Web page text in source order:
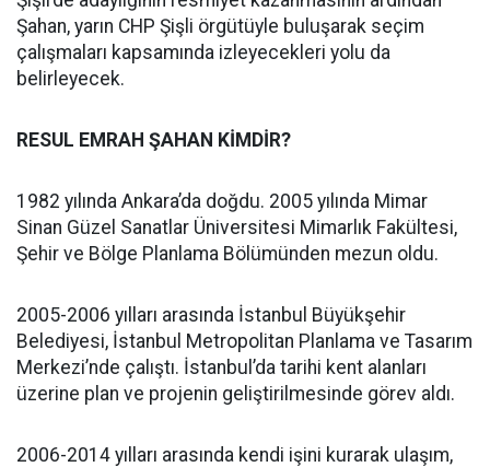
Şahan, yarın CHP Şişli örgütüyle buluşarak seçim
çalışmaları kapsamında izleyecekleri yolu da
belirleyecek.
RESUL EMRAH ŞAHAN KİMDİR?
1982 yılında Ankara’da doğdu. 2005 yılında Mimar
Sinan Güzel Sanatlar Üniversitesi Mimarlık Fakültesi,
Şehir ve Bölge Planlama Bölümünden mezun oldu.
2005-2006 yılları arasında İstanbul Büyükşehir
Belediyesi, İstanbul Metropolitan Planlama ve Tasarım
Merkezi’nde çalıştı. İstanbul’da tarihi kent alanları
üzerine plan ve projenin geliştirilmesinde görev aldı.
2006-2014 yılları arasında kendi işini kurarak ulaşım,